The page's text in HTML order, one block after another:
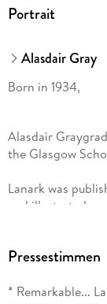
Portrait
Alasdair Gray
Born in 1934,
Alasdair
the Glasgow
Lanark was
and illustrated
Achievement
Pressestimmen
* Remarkable...